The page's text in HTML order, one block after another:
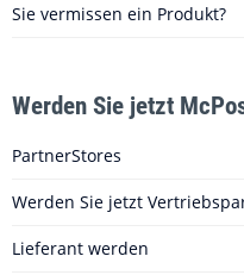
Sie vermissen ein Produkt?
Werden Sie jetzt
PartnerStores
Werden Sie jetzt
Lieferant werden